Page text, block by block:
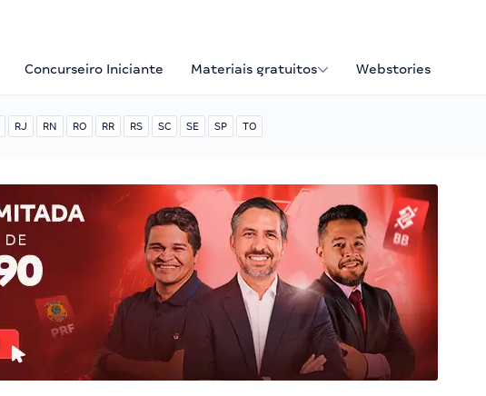
Concurseiro Iniciante Materiais gratuitos Webstories
RJ RN RO RR RS SC SE SP TO